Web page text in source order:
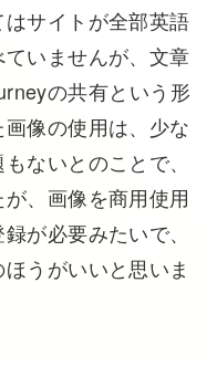
サイトが全部英語
いませんが、文章
の共有という形
像の使用は、少な
ないとのことで、
、画像を商用使用
が必要みたいで、
うがいいと思いま